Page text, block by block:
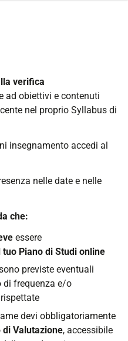
verifica
ad obiettivi e contenuti
nel proprio Syllabus di
insegnamento accedi al
nelle date e nelle
che:
essere
Piano di Studi online
previste eventuali
di frequenza e/o
devi obbligatoriamente
di Valutazione, accessibile